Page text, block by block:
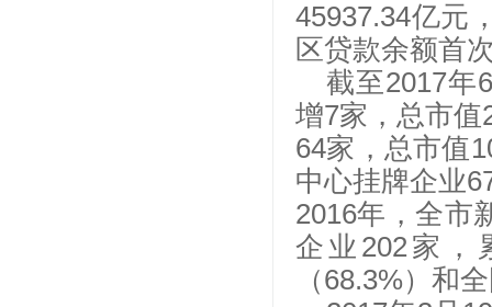
45937.34亿元
区贷款余额首
截至2017年
增7家，总市值
64家，总市值
中心挂牌企业
2016年，全市
企业202家，
（68.3%）和